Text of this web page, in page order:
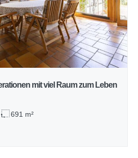
mit viel Raum zum Leben
691 m²